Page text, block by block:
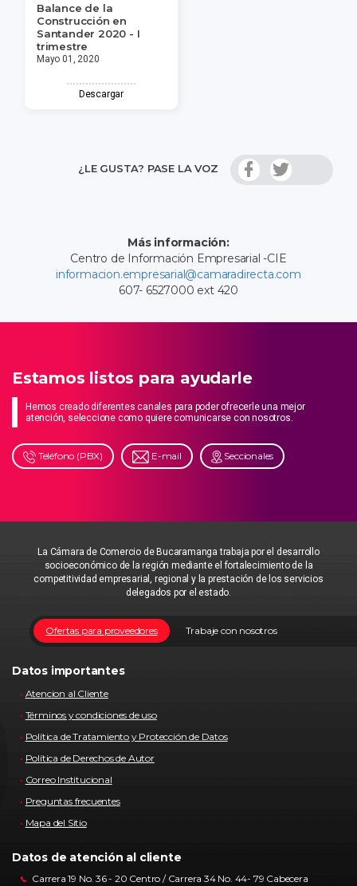
Balance de la
Construcción en
Santander 2020 - I
trimestre
Mayo 01, 2020
Descargar
¿LE GUSTA? PASE LA VOZ
Más información:
Centro de Información Empresarial -CIE
informacion.empresarial@camaradirecta.com
607- 6527000 ext 420
Estamos listos para ayudarle
Hemos creado diferentes canales para poder ofrecerle una mejor
atención, seleccione como quiere comunicarse con nosotros.
Teléfono (PBX) E-mail Seccionales
La Cámara de Comercio de Bucaramanga trabaja por el desarrollo
socioeconómico de la región mediante el fortalecimiento de la
competitividad empresarial, regional y la prestación de los servicios
delegados por el estado.
Trabaje con nosotros
Ofertas para proveedores
Datos importantes
Atencion al Cliente
Términos y condiciones de uso
Política de Tratamiento y Protección de Datos
Política de Derechos de Autor
Correo Institucional
Preguntas frecuentes
Mapa del Sitio
Datos de atención al cliente
Carrera 19 No. 36 - 20 Centro / Carrera 34 No. 44- 79 Cabecera